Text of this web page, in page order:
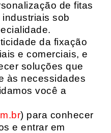
de fitas
sob
da fixação
e comerciais, e
soluções que
às necessidades
você a
) para conhecer
e entrar em